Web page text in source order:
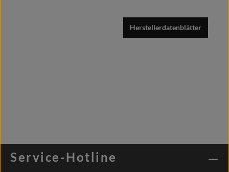
Herstellerdatenblätter
Service-Hotline